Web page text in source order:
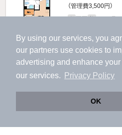
By using our services, you
our partners use cookies to
advertising and enhance
our services.
Privacy Policy
OK
アプリに切り替えて、サク
会員登録なしですぐ使える。
（管理費3,500円）
お問い合わせ
提供